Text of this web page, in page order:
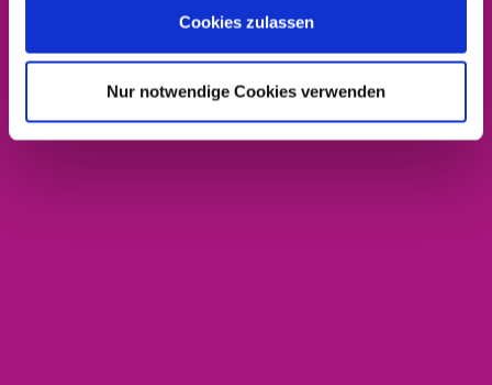
Cookies zulassen
Nur notwendige Cookies verwenden